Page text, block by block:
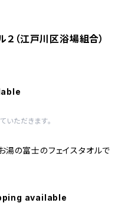
（江戸川区浴場組合）
ただきます。
の富士のフェイスタオルで
available